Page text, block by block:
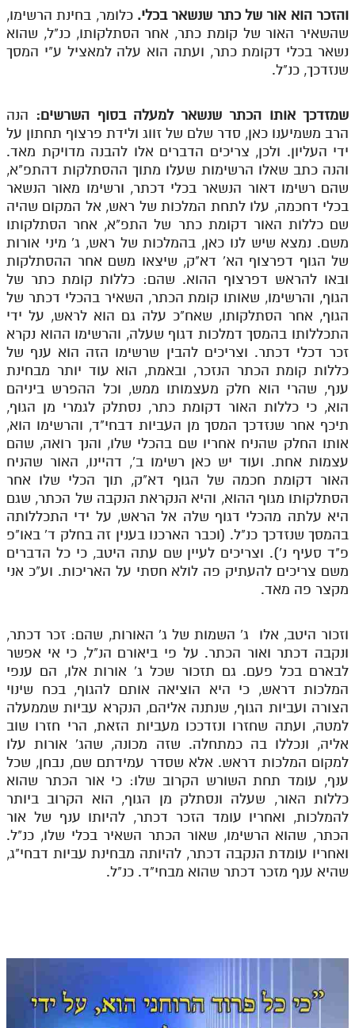
והזכר הוא אור של כתר שנשאר בכלי. כלומר, בחינת הרשימו,
שהשאיר האור של קומת כתר, אחר הסתלקותו, כנ"ל, שהוא
נשאר בכלי דקומת כתר, ועתה הוא עלה למאציל ע"י המסך
שנזדכך, כנ"ל.
שמזדכך אותו הכתר שנשאר למעלה בסוף השרשים: הנה
הרב משמיענו כאן, סדר שלם של זווג ולידת פרצוף תחתון על
ידי העליון. ולכן, צריכים הדברים אלו להבנה מדויקת מאד.
והנה כתב שאלו הרשימות שעלו מתוך ההסתלקות דהתפ"א,
שהם רשימו דאור הנשאר בכלי דכתר, ורשימו מאור הנשאר
בכלי דחכמה, עלו לתחת המלכות של ראש, אל המקום שהיה
שם כללות האור דקומת כתר של התפ"א, אחר הסתלקותו
משם. נמצא שיש לנו כאן, בהמלכות של ראש, ג' מיני אורות
של הגוף דפרצוף הא' דא"ק, שיצאו משם אחר ההסתלקות
ובאו להראש דפרצוף ההוא. שהם: כללות קומת כתר של
הגוף, והרשימו, שאותו קומת הכתר, השאיר בהכלי דכתר של
הגוף, אחר הסתלקותו, שאח"כ עלה גם הוא לראש, על ידי
התכללותו בהמסך דמלכות דגוף שעלה, והרשימו ההוא נקרא
זכר דכלי דכתר. וצריכים להבין שרשימו הזה הוא ענף של
כללות קומת הכתר הנזכר, ובאמת, הוא עוד יותר מבחינת
ענף, שהרי הוא חלק מעצמותו ממש, וכל ההפרש ביניהם
הוא, כי כללות האור דקומת כתר, נסתלק לגמרי מן הגוף,
תיכף אחר שנזדכך המסך מן העביות דבחי"ד, והרשימו הוא,
אותו החלק שהניח אחריו שם בהכלי שלו, והנך רואה, שהם
עצמות אחת. ועוד יש כאן רשימו ב', דהיינו, האור שהניח
האור דקומת חכמה של הגוף דא"ק, תוך הכלי שלו אחר
הסתלקותו מגוף ההוא, והיא הנקראת הנקבה של הכתר, שגם
היא עלתה מהכלי דגוף שלה אל הראש, על ידי התכללותה
בהמסך שנזדכך כנ"ל. (וכבר הארכנו בענין זה בחלק ד' באו"פ
פ"ד סעיף נ'). וצריכים לעיין שם עתה היטב, כי כל הדברים
משם צריכים להעתיק פה לולא חסתי על האריכות. וע"כ אני
מקצר פה מאד.
וזכור היטב, אלו ג' השמות של ג' האורות, שהם: זכר דכתר,
ונקבה דכתר ואור הכתר. על פי ביאורם הנ"ל, כי אי אפשר
לבארם בכל פעם. גם תזכור שכל ג' אורות אלו, הם ענפי
המלכות דראש, כי היא הוציאה אותם להגוף, בכח שינוי
הצורה ועביות הגוף, שנתנה אליהם, הנקרא עביות שממעלה
למטה, ועתה שחזרו ונזדככו מעביות הזאת, הרי חזרו שוב
אליה, ונכללו בה כמתחלה. שזה מכונה, שהג' אורות עלו
למקום המלכות דראש. אלא שסדר עמידתם שם, נבחן, שכל
ענף, עומד תחת השורש הקרוב שלו: כי אור הכתר שהוא
כללות האור, שעלה ונסתלק מן הגוף, הוא הקרוב ביותר
להמלכות, ואחריו עומד הזכר דכתר, להיותו ענף של אור
הכתר, שהוא הרשימו, שאור הכתר השאיר בכלי שלו, כנ"ל.
ואחריו עומדת הנקבה דכתר, להיותה מבחינת עביות דבחי"ג,
שהיא ענף מזכר דכתר שהוא מבחי"ד. כנ"ל.